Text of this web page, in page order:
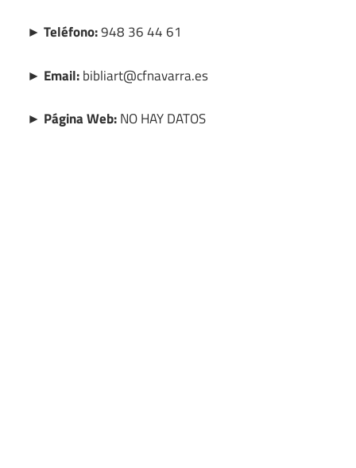
► Teléfono:948 36 44 61
► Email:bibliart@cfnavarra.es
► Página Web:NO HAY DATOS